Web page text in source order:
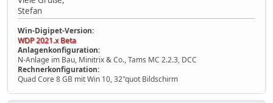
Stefan
Win-Digipet-Version:
WDP 2021.x Beta
Anlagenkonfiguration:
N-Anlage im Bau, Minitrix & Co., Tams MC 2.2.3, DCC
Rechnerkonfiguration:
Quad Core 8 GB mit Win 10, 32"quot Bildschirm